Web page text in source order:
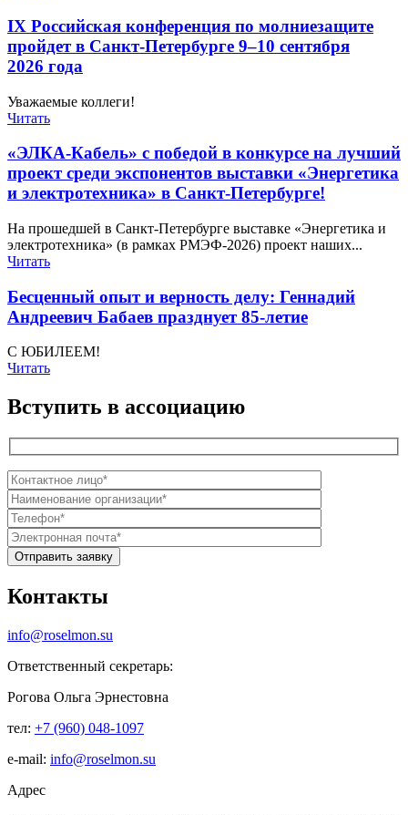
IX Российская конференция по молниезащите
пройдет в Санкт-​Петербурге 9–10 сентября
2026 года
Уважаемые коллеги!
Читать
«ЭЛКА‑Кабель» с победой в конкурсе на лучший
проект среди экспонентов выставки «Энергетика
и электротехника» в Санкт-Петербурге!
На прошедшей в Санкт-Петербурге выставке «Энергетика и
электротехника» (в рамках РМЭФ-2026) проект наших...
Читать
Бесценный опыт и верность делу: Геннадий
Андреевич Бабаев празднует 85-летие
С ЮБИЛЕЕМ!
Читать
Вступить в ассоциацию
Контакты
info@roselmon.su
Ответственный секретарь:
Рогова Ольга Эрнестовна
тел: +7 (960) 048-1097
е-mail: info@roselmon.su
Адрес